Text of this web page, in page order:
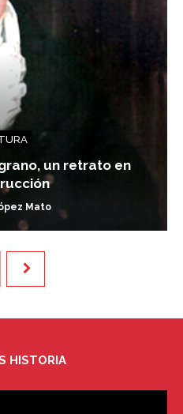
un retrato en
Mato
HISTORIA